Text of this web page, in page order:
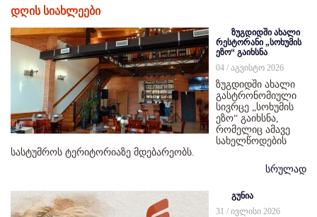
დღის სიახლეები
ზუგდიდში ახალი
რესტორანი „სოხუმის
ეზო“ გაიხსნა
04 / აგვისტო 2026
ზუგდიდში ახალი
გასტრონომიული
სივრცე „სოხუმის
ეზო“ გაიხსნა,
რომელიც ამავე
სახელწოდების
სასტუმროს ტერიტორიაზე მდებარეობს.
სრულად
გუნია
31 / ივლისი 2026